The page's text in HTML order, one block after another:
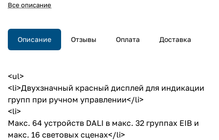
Все описание
Описание Отзывы Оплата Доставка
<ul>
<li>Двухзначный красный дисплей для индикации
групп при ручном управлении</li>
<li>
Макс. 64 устройств DALI в макс. 32 группах EIB и
макс. 16 световых сценах</li>